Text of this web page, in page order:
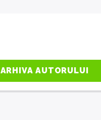
ARHIVA AUTORULUI